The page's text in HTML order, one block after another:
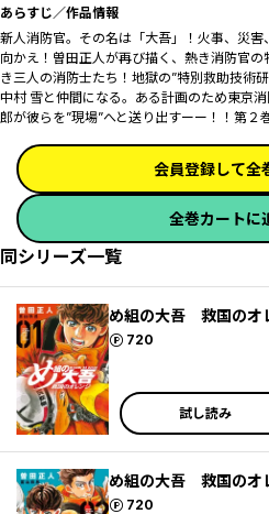
あらすじ／作品情報
新人消防官。その名は「大吾」！火事、災
向かえ！曽田正人が再び描く、熱き消防官
き三人の消防士たち！地獄の”特別救助技術
中村 雪と仲間になる。ある計画のため東京
郎が彼らを”現場”へと送り出すーー！！第２
会員登録して全
全巻カートに
同シリーズ一覧
め組の大吾 救国のオ
720
ポイント
試し読み
め組の大吾 救国のオ
720
ポイント